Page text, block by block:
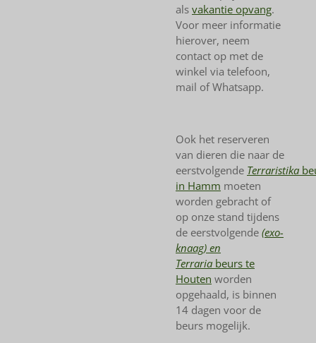
als vakantie opvang.
Voor meer informatie
hierover, neem
contact op met de
winkel via telefoon,
mail of Whatsapp.
Ook het reserveren
van dieren die naar de
eerstvolgende Terraristika
in Hamm moeten
worden gebracht of
op onze stand tijdens
de eerstvolgende (exo-
knaag) en
Terraria beurs te
Houten worden
opgehaald, is binnen
14 dagen voor de
beurs mogelijk.